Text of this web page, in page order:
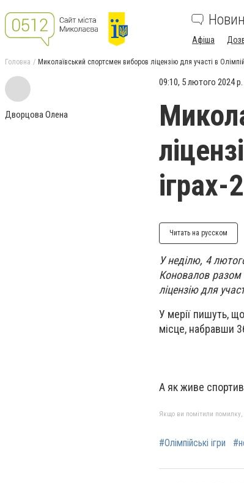
Афіша
Головна Миколаївський спортсмен виборов ліцензію для участі в
Дворцова Олена
09:10, 5 лютого 2024 р.
Читать на русском
У неділю, 4
Коновалов разом
ліцензію для
У мерії пишуть,
місце, набравши
А як живе
Якщо ви помітили помилку,
#Олімпійські ігри